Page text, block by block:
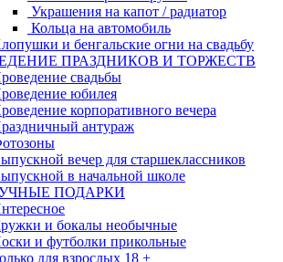
Украшения на капот / радиатор
Кольца на автомобиль
и бенгальские огни на свадьбу
ПРАЗДНИКОВ И ТОРЖЕСТВ
свадьбы
юбилея
корпоративного вечера
антураж
вечер для старшеклассников
в начальной школе
ПОДАРКИ
и бокалы необычные
и футболки прикольные
для взрослых 18 +